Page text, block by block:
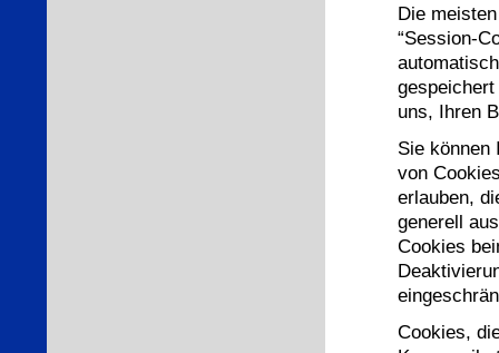
Die
“Session-
uns, Ihren
Sie können
von
erlauben,
generell
Cookies
Cookies,